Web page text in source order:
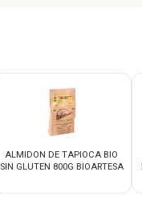
ALMIDON DE TAPIOCA BIO
SIN GLUTEN 800G BIOARTESA